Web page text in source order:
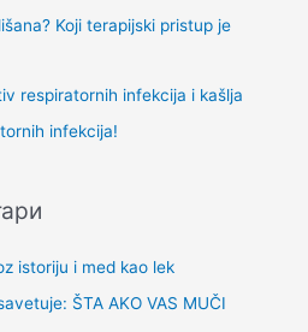
Koji terapijski pristup je
respiratornih infekcija i kašlja
infekcija!
istoriju i med kao lek
ŠTA AKO VAS MUČI